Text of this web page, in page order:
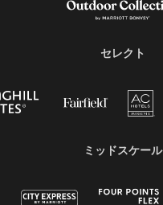
セレクト
ミッドスケール